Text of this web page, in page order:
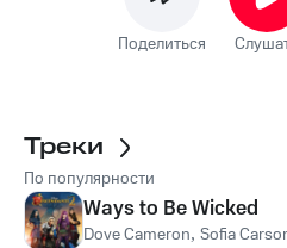
Поделиться
Треки
По популярности
Ways to Be Wicked
Dove Cameron, Sofia